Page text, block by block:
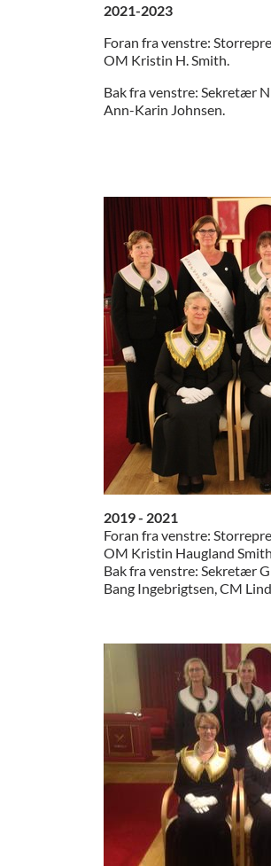
2021-2023
Foran fra venstre:
OM Kristin H. Smith.
Bak fra venstre: Sekretær
Ann-Karin Johnsen.
2019 - 2021
Foran fra venstre:
OM Kristin Haugland
​Bak fra venstre: Sekretær
Bang Ingebrigtsen, CM